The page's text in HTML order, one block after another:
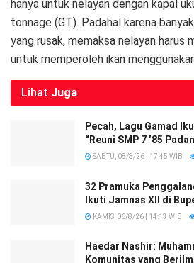
hanya untuk nelayan dengan kapal
tonnage (GT). Padahal karena
yang rusak, memaksa nelayan harus
untuk memperoleh ikan
Lihat Juga
Pecah, Lagu Gamad
“Reuni SMP 7 ’85
SABTU, 08/8/26 | 17:45 WIB
32 Pramuka
Ikuti Jamnas XII di
KAMIS, 06/8/26 | 14:13 WIB
Haedar Nashir:
Komunitas yang